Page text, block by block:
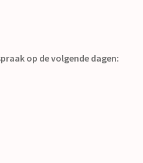
op de volgende dagen: